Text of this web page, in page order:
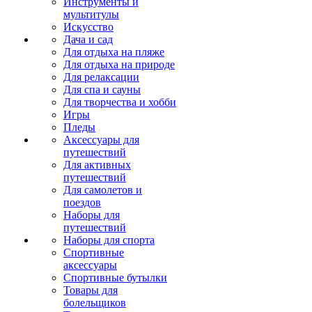
мультитулы
Искусство
Дача и сад
Для отдыха на пляже
Для отдыха на природе
Для релаксации
Для спа и сауны
Для творчества и хобби
Игры
Пледы
Аксессуары для
путешествий
Для активных
путешествий
Для самолетов и
поездов
Наборы для
путешествий
Наборы для спорта
Спортивные
аксессуары
Спортивные бутылки
Товары для
болельщиков